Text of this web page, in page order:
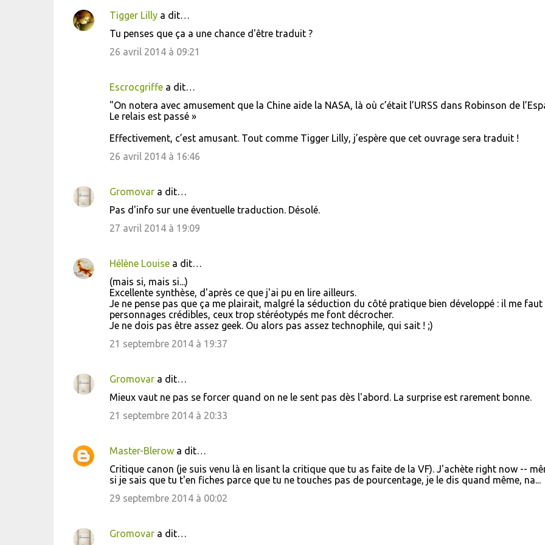
C
e
Tigger Lillya dit…
Tu penses que ça a une chance d'être traduit ?
26 avril 2014 à 09:21
Escrocgriffea dit…
"On notera avec amusement que la Chine aide la NASA, là où c’était l’URSS dans Robinson de
Le relais est passé »
Effectivement, c’est amusant. Tout comme Tigger Lilly, j’espère que cet ouvrage sera traduit !
26 avril 2014 à 16:46
Gromovara dit…
Pas d'info sur une éventuelle traduction. Désolé.
27 avril 2014 à 19:09
Hélène Louisea dit…
(mais si, mais si...)
Excellente synthèse, d'après ce que j'ai pu en lire ailleurs.
Je ne pense pas que ça me plairait, malgré la séduction du côté pratique bien développé : il me faut
personnages crédibles, ceux trop stéréotypés me font décrocher.
Je ne dois pas être assez geek. Ou alors pas assez technophile, qui sait ! ;)
21 septembre 2014 à 19:37
Gromovara dit…
Mieux vaut ne pas se forcer quand on ne le sent pas dès l'abord. La surprise est rarement bonne.
21 septembre 2014 à 20:33
Master-Blerowa dit…
Critique canon (je suis venu là en lisant la critique que tu as faite de la VF). J'achète right now --
si je sais que tu t'en fiches parce que tu ne touches pas de pourcentage, je le dis quand même, na...
29 septembre 2014 à 00:02
Gromovara dit…